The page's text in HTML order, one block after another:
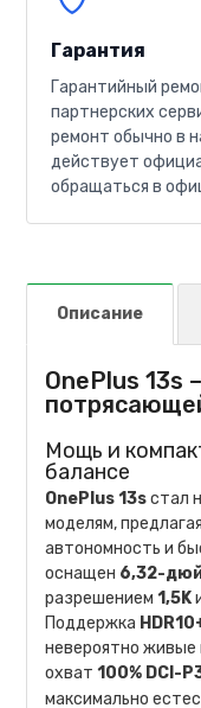
Гарантия
Гарантийный
партнерских
ремонт обычно в
действует
обращаться в
Описание
OnePlus 13s
Мощь и
балансе
OnePlus 13sстал
моделям,
автономность и
оснащен 6,32-
разрешением1,5K
Поддержка
невероятно живые
охват100% DCI-
максимально